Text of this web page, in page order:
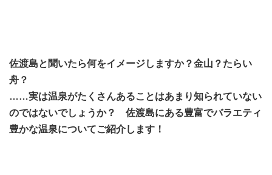
佐渡島と聞いたら何をイメージしますか？金山？たらい
舟？
……実は温泉がたくさんあることはあまり知られていない
のではないでしょうか？ 佐渡島にある豊富でバラエティ
豊かな温泉についてご紹介します！